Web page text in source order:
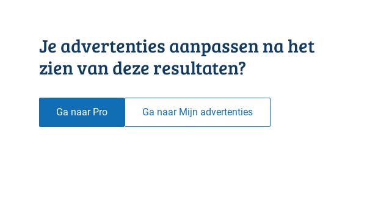
Je advertenties aanpassen na het
zien van deze resultaten?
Ga naar Pro Ga naar Mijn advertenties